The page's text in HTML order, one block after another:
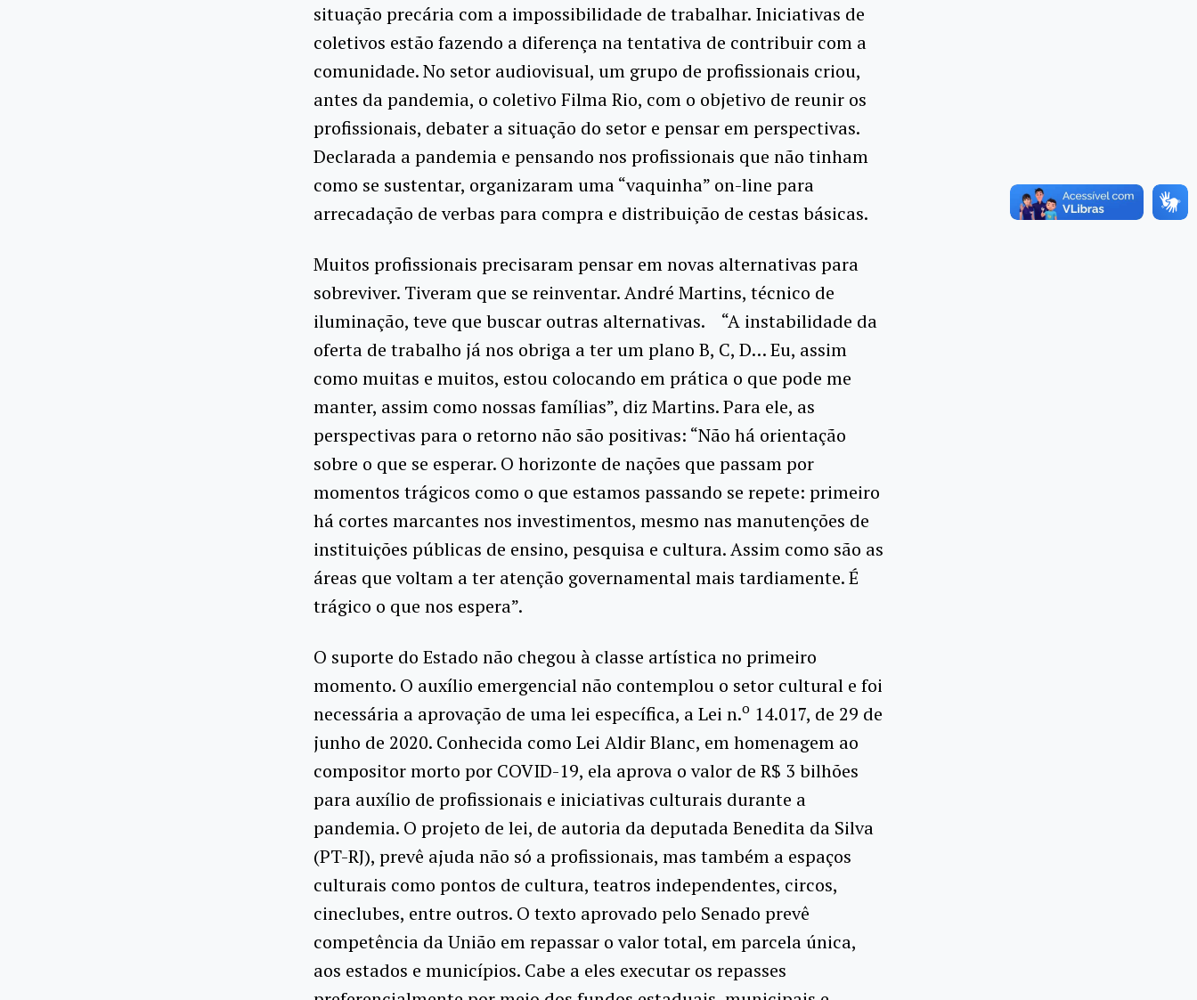
situação precária com a impossibilidade de trabalhar. Iniciativas de
coletivos estão fazendo a diferença na tentativa de contribuir com a
comunidade. No setor audiovisual, um grupo de profissionais criou,
antes da pandemia, o coletivo Filma Rio, com o objetivo de reunir os
profissionais, debater a situação do setor e pensar em perspectivas.
Declarada a pandemia e pensando nos profissionais que não tinham
como se sustentar, organizaram uma “vaquinha” on-line para
arrecadação de verbas para compra e distribuição de cestas básicas.
Muitos profissionais precisaram pensar em novas alternativas para
sobreviver. Tiveram que se reinventar. André Martins, técnico de
iluminação, teve que buscar outras alternativas. “A instabilidade da
oferta de trabalho já nos obriga a ter um plano B, C, D… Eu, assim
como muitas e muitos, estou colocando em prática o que pode me
manter, assim como nossas famílias”, diz Martins. Para ele, as
perspectivas para o retorno não são positivas: “Não há orientação
sobre o que se esperar. O horizonte de nações que passam por
momentos trágicos como o que estamos passando se repete: primeiro
há cortes marcantes nos investimentos, mesmo nas manutenções de
instituições públicas de ensino, pesquisa e cultura. Assim como são as
áreas que voltam a ter atenção governamental mais tardiamente. É
trágico o que nos espera”.
O suporte do Estado não chegou à classe artística no primeiro
momento. O auxílio emergencial não contemplou o setor cultural e foi
necessária a aprovação de uma lei específica, a Lei n.o 14.017, de 29 de
junho de 2020. Conhecida como Lei Aldir Blanc, em homenagem ao
compositor morto por COVID-19, ela aprova o valor de R$ 3 bilhões
para auxílio de profissionais e iniciativas culturais durante a
pandemia. O projeto de lei, de autoria da deputada Benedita da Silva
(PT-RJ), prevê ajuda não só a profissionais, mas também a espaços
culturais como pontos de cultura, teatros independentes, circos,
cineclubes, entre outros. O texto aprovado pelo Senado prevê
competência da União em repassar o valor total, em parcela única,
aos estados e municípios. Cabe a eles executar os repasses